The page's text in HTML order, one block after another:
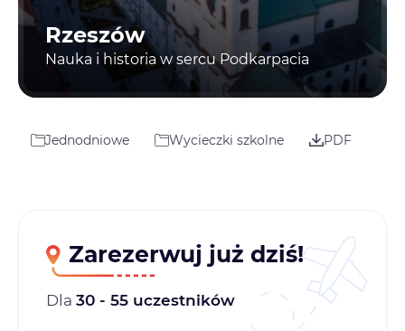
Rzeszów
Nauka i historia w sercu Podkarpacia
Jednodniowe Wycieczki szkolne PDF
Zarezerwuj już dziś!
Dla 30 - 55 uczestników